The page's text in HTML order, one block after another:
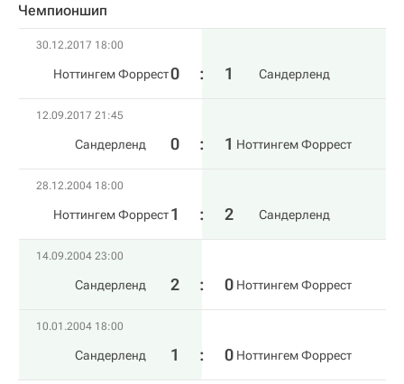
Чемпионшип
30.12.2017 18:00
Ноттингем Форрест0 : 1 Сандерленд
12.09.2017 21:45
Сандерленд 0 : 1 Ноттингем Форрест
28.12.2004 18:00
Ноттингем Форрест 1 : 2 Сандерленд
14.09.2004 23:00
Сандерленд 2 : 0 Ноттингем Форрест
10.01.2004 18:00
Сандерленд 1 : 0 Ноттингем Форрест